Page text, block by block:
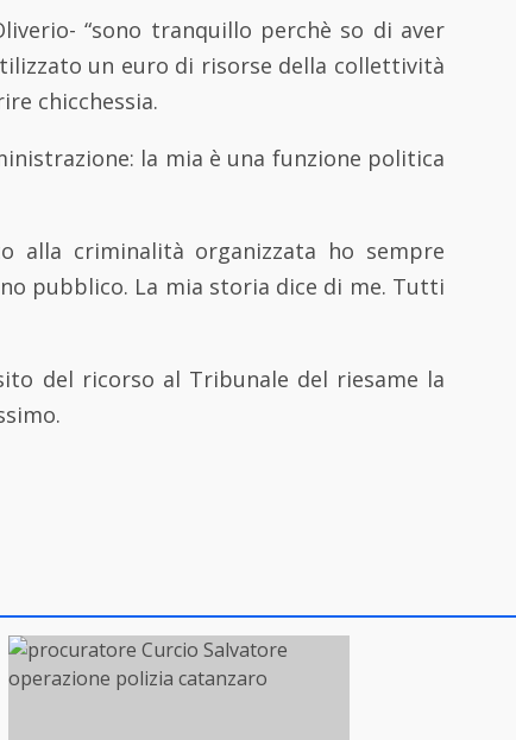
“sono tranquillo perchè so di aver
un euro di risorse della collettività
chicchessia.
la mia è una funzione politica
alla criminalità organizzata ho sempre
pubblico. La mia storia dice di me. Tutti
del ricorso al Tribunale del riesame la